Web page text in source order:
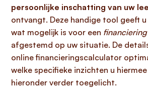
persoonlijke inschatting van uw
ontvangt. Deze handige tool geeft
wat mogelijk is voor een
afgestemd op uw situatie. De
online financieringscalculator
welke specifieke inzichten u
hieronder verder toegelicht.